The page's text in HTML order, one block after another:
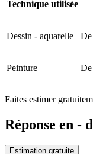
Technique utilisée
Dessin - aquarelle
Peinture
Faites estimer
Réponse en -
Estimation gratuite